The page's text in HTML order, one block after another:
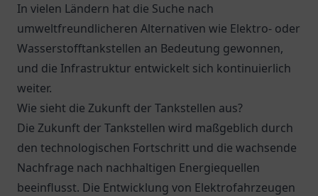
In vielen Ländern hat die Suche nach
umweltfreundlicheren Alternativen wie Elektro- oder
Wasserstofftankstellen an Bedeutung gewonnen,
und die Infrastruktur entwickelt sich kontinuierlich
weiter.
Wie sieht die Zukunft der Tankstellen aus?
Die Zukunft der Tankstellen wird maßgeblich durch
den technologischen Fortschritt und die wachsende
Nachfrage nach nachhaltigen Energiequellen
beeinflusst. Die Entwicklung von Elektrofahrzeugen